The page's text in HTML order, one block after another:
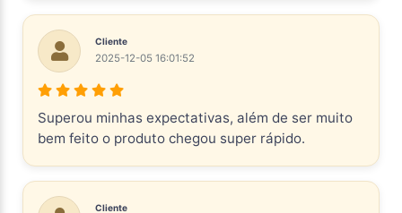
Cliente
2025-12-05 16:01:52
Superou minhas expectativas, além de ser muito
bem feito o produto chegou super rápido.
Cliente